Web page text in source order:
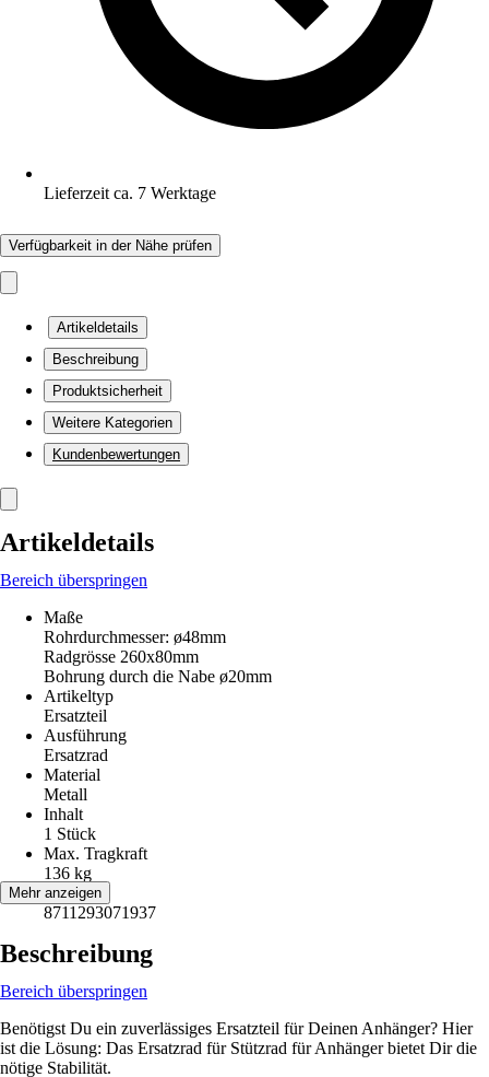
Lieferzeit ca. 7 Werktage
Verfügbarkeit in der Nähe prüfen
Artikeldetails
Beschreibung
Produktsicherheit
Weitere Kategorien
Kundenbewertungen
Artikeldetails
Bereich überspringen
Maße
Rohrdurchmesser: ø48mm
Radgrösse 260x80mm
Bohrung durch die Nabe ø20mm
Artikeltyp
Ersatzteil
Ausführung
Ersatzrad
Material
Metall
Inhalt
1 Stück
Max. Tragkraft
136 kg
EAN
8711293071937
Mehr anzeigen
Beschreibung
Bereich überspringen
Benötigst Du ein zuverlässiges Ersatzteil für Deinen Anhänger? Hier
ist die Lösung: Das Ersatzrad für Stützrad für Anhänger bietet Dir die
nötige Stabilität.